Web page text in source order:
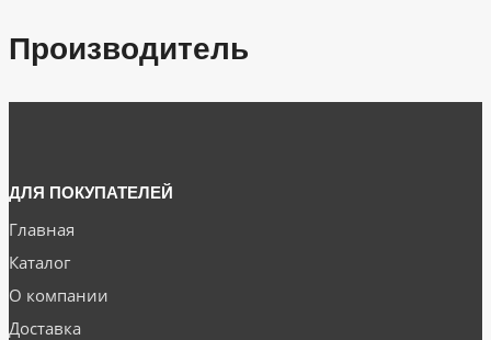
Производитель
ДЛЯ ПОКУПАТЕЛЕЙ
Главная
Каталог
О компании
Доставка